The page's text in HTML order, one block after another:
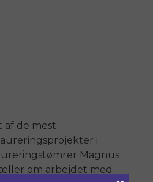
de mest
i
Magnus
om arbejdet med